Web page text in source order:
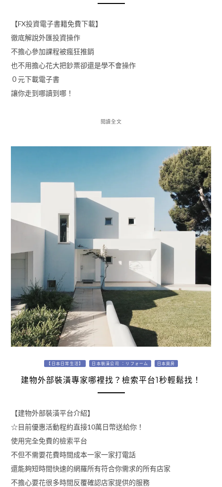
【FX投資電子書籍免費下載】
徹底解說外匯投資操作
不擔心參加課程被瘋狂推銷
也不用擔心花大把鈔票卻還是學不會操作
０元下載電子書
讓你走到哪讀到哪！
閱讀全文
【日本日常生活】 日本裝潢公司 ：リフォーム 日本買房
建物外部裝潢專家哪裡找？檢索平台1秒輕鬆找！
【建物外部裝潢平台介紹】
☆目前優惠活動程約直接10萬日幣送給你！
使用完全免費的檢索平台
不但不需要花費時間成本一家一家打電話
還能夠短時間快速的網羅所有符合你需求的所有店家
不擔心要花很多時間反覆確認店家提供的服務